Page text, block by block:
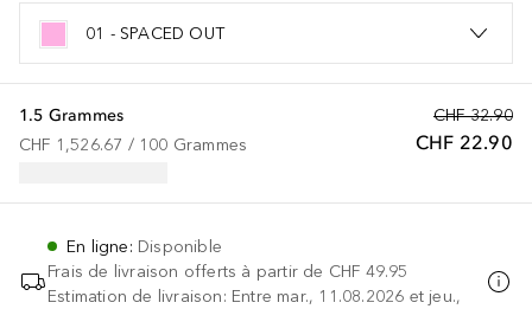
01 - SPACED OUT
CHF 32.90
CHF 22.90
1.5 Grammes
CHF 1,526.67 / 100 Grammes
En ligne: Disponible
Frais de livraison offerts à partir de CHF 49.95
Estimation de livraison: Entre mar., 11.08.2026 et jeu.,